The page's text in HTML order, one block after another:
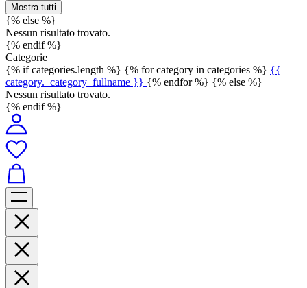
Mostra tutti
{% else %}
Nessun risultato trovato.
{% endif %}
Categorie
{% if categories.length %} {% for category in categories %} {{
category._category_fullname }} {% endfor %} {% else %}
Nessun risultato trovato.
{% endif %}